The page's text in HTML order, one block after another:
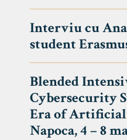
Interviu cu
student
Blended
Cybersecurity
Era of
Napoca, 4 – 8